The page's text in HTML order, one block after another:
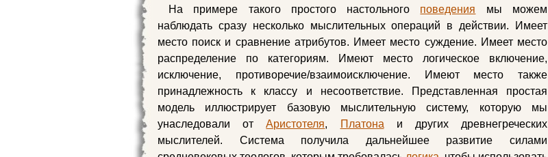
На примере такого простого настольного поведения мы можем
наблюдать сразу несколько мыслительных операций в действии. Имеет
место поиск и сравнение атрибутов. Имеет место суждение. Имеет место
распределение по категориям. Имеют место логическое включение,
исключение, противоречие/взаимоисключение. Имеют место также
принадлежность к классу и несоответствие. Представленная простая
модель иллюстрирует базовую мыслительную систему, которую мы
унаследовали отАристотеля, Платона и других древнегреческих
мыслителей. Система получила дальнейшее развитие силами